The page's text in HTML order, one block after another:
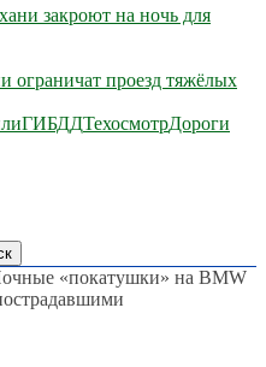
закроют на ночь для
ограничат проезд тяжёлых
ГИБДДТехосмотрДороги
«покатушки» на BMW